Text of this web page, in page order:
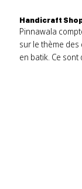
Handicraft
Pinnawala
sur le thème
en batik. Ce